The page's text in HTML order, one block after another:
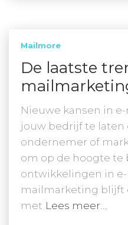
Mailmore
De laatste
Nieuwe kansen in
jouw bedrijf te laten
ondernemer of
om op de hoogte te
ontwikkelingen in
mailmarketing blijft
met Lees meer…